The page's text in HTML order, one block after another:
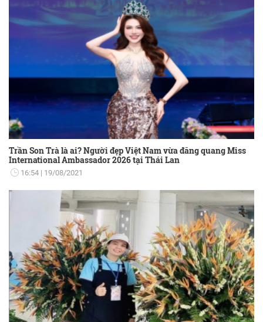
Trần Son Trà là ai? Người đẹp Việt Nam vừa đăng quang Miss
International Ambassador 2026 tại Thái Lan
16:54 19/08/2021